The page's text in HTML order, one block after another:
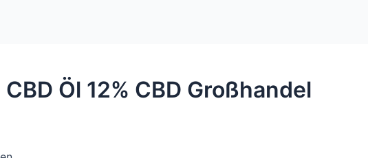
Öl 12% CBD Großhandel